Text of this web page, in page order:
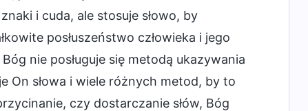
i cuda, ale stosuje słowo, by
posłuszeństwo człowieka i jego
nie posługuje się metodą ukazywania
On słowa i wiele różnych metod, by to
czy dostarczanie słów, Bóg